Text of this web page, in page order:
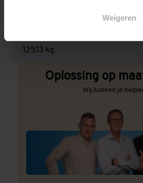
Weigeren
3.000 kg (1.000 kg per pallet)
12513 kg
Oplossing op
Wij kunnen je